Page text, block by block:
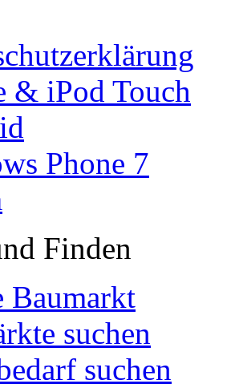
& iPod Touch
Phone 7
Finden
Baumarkt
suchen
suchen